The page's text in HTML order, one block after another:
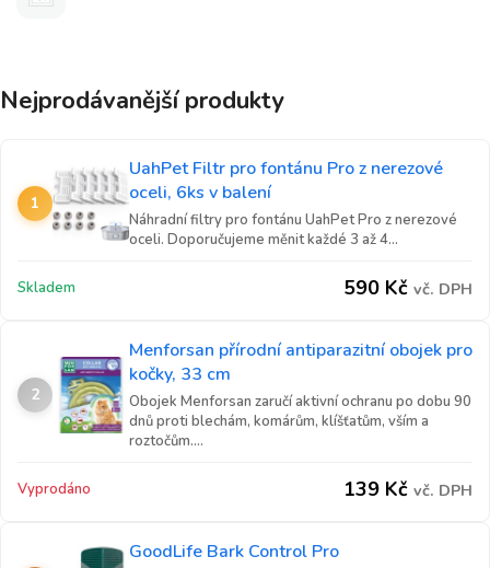
Nejprodávanější produkty
1
UahPet Filtr pro fontánu Pro z nerezové
oceli, 6ks v balení
Náhradní filtry pro fontánu UahPet Pro z nerezové
oceli. Doporučujeme měnit každé 3 až 4...
Skladem 590 Kč vč. DPH
2
Menforsan přírodní antiparazitní obojek pro
kočky, 33 cm
Obojek Menforsan zaručí aktivní ochranu po dobu 90
dnů proti blechám, komárům, klíšťatům, vším a
roztočům....
Vyprodáno 139 Kč vč. DPH
GoodLife Bark Control Pro